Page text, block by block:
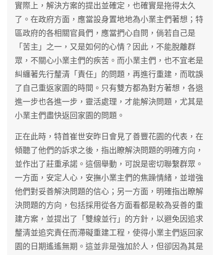
實際上，解決方案的提出並確定，也確實是拖得太久
了。在政府方面，應當設身置地地為小業主們著想；特
區政府的各相關官員們，應當捫心自問，倘若自己是
「苦主」之一，又是如何的心情？因此，不能脫離群
眾，不關心小業主們的疾苦。而小業主們，也不宜老是
糾纏著先行釐清「責任」的問題，再進行重建，而耽誤
了自己重返家園的時間。只有雙方都為對方著想，各退
進一步也各進一步，靈活處理，才能解決問題，尤其是
小業主們盡快返回家園的問題。
正在此時，特首崔世安昨日會見了善豐花園的代表，在
傾聽了他們的訴求之後，指出瞭解決問題的明確方向，
並作出了莊重承諾。這個舉動，可說是密切聯繫群眾。
一方面，安定人心，安撫小業主們的焦躁情緒，並增強
他們對妥善解決問題的信心；另一方面，明確指出瞭解
決問題的方向，包括採用從各方面看都是較為妥善的重
建方案，並提出了「雙線並行」的方針，以避免因追求
釐清並追究責任而滯礙重建工程，使得小業主們返回家
園的日期遙遙無期。這並非是強加於人，但卻因為其是